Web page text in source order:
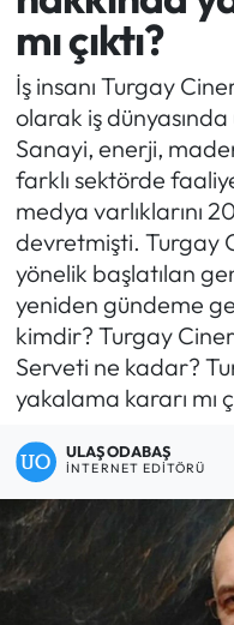
mı çıktı?
İş insanı Turgay
olarak iş dünyasında
Sanayi, enerji,
farklı sektörde
medya varlıklarını
devretmişti. Turgay
yönelik başlatılan
yeniden gündeme
kimdir? Turgay
Serveti ne kadar?
yakalama kararı mı
ULAŞ ODABAŞ
İNTERNET EDITÖRÜ
Çorum Haberleri
Çorum Son
Dodurga
Eğitim
Ekonomi
Güncel
Kimdir?
Kültür Sanat
Tüm Manşetler
Son Dakika
Haber Arşivi